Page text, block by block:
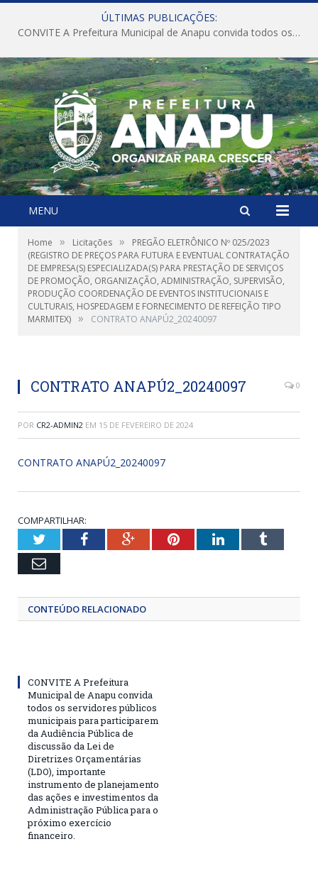
ÚLTIMAS PUBLICAÇÕES:
CONVITE A Prefeitura Municipal de Anapu convida todos os servidores públicos municipais para participarem da Audiência Pública de discussão da Lei de Diretrizes Orçamentárias (LDO), importante instrumento de planejamento das ações e investimentos da Administração Pública para o próximo exercício financeiro.
MENU
Home » Licitações »
PREGÃO ELETRÔNICO Nº 025/2023
(REGISTRO DE PREÇOS PARA FUTURA E EVENTUAL CONTRATAÇÃO
DE EMPRESA(S) ESPECIALIZADA(S) PARA PRESTAÇÃO DE SERVIÇOS
DE PROMOÇÃO, ORGANIZAÇÃO, ADMINISTRAÇÃO, SUPERVISÃO,
PRODUÇÃO COORDENAÇÃO DE EVENTOS INSTITUCIONAIS E
CULTURAIS, HOSPEDAGEM E FORNECIMENTO DE REFEIÇÃO TIPO
MARMITEX) » CONTRATO ANAPÚ2_20240097
CONTRATO ANAPÚ2_20240097 0
POR CR2-ADMIN2 EM 15 DE FEVEREIRO DE 2024
CONTRATO ANAPÚ2_20240097
COMPARTILHAR:
TwitterFacebookGoogle+PinterestLinkedInTumblr
Email
CONTEÚDO RELACIONADO
CONVITE A Prefeitura
Municipal de Anapu convida
todos os servidores públicos
municipais para participarem
da Audiência Pública de
discussão da Lei de
Diretrizes Orçamentárias
(LDO), importante
instrumento de planejamento
das ações e investimentos da
Administração Pública para o
próximo exercício
financeiro.